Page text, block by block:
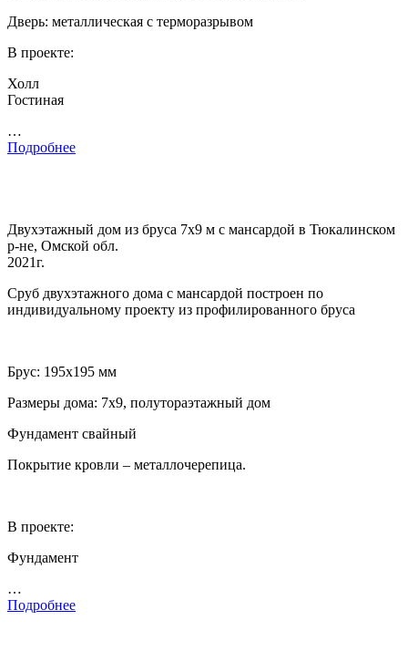
Дверь: металлическая с терморазрывом
В проекте:
Холл
Гостиная
…
Подробнее
Двухэтажный дом из бруса 7х9 м с мансардой в Тюкалинском
р-не, Омской обл.
2021г.
Сруб двухэтажного дома с мансардой построен по
индивидуальному проекту из профилированного бруса
Брус: 195х195 мм
Размеры дома: 7х9, полутораэтажный дом
Фундамент свайный
Покрытие кровли – металлочерепица.
В проекте:
Фундамент
…
Подробнее